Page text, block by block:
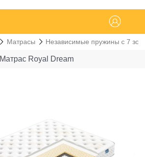
Матрасы Независимые пружины с 7
Матрас Royal Dream